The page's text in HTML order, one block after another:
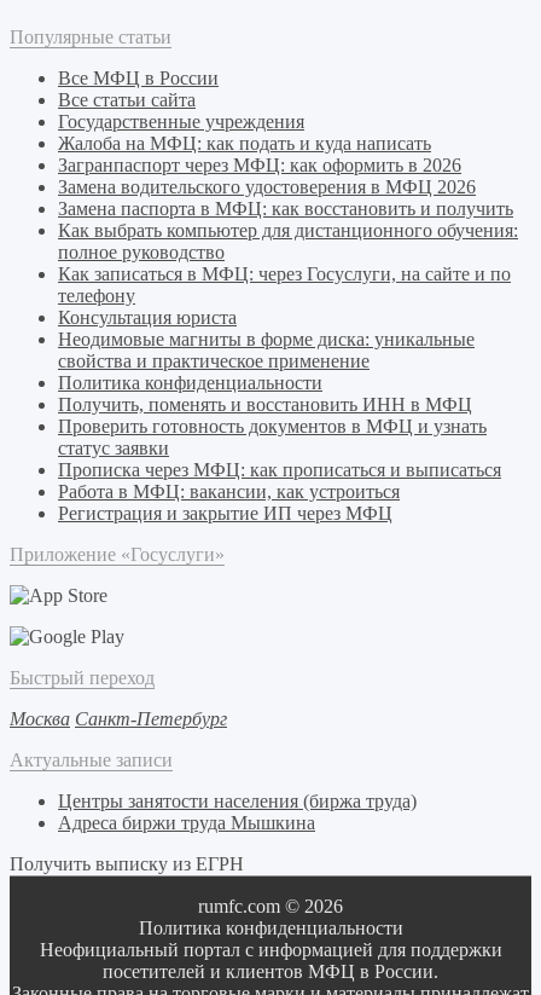
Популярные статьи
Все МФЦ в России
Все статьи сайта
Государственные учреждения
Жалоба на МФЦ: как подать и куда написать
Загранпаспорт через МФЦ: как оформить в 2026
Замена водительского удостоверения в МФЦ 2026
Замена паспорта в МФЦ: как восстановить и получить
Как выбрать компьютер для дистанционного обучения:
полное руководство
Как записаться в МФЦ: через Госуслуги, на сайте и по
телефону
Консультация юриста
Неодимовые магниты в форме диска: уникальные
свойства и практическое применение
Политика конфиденциальности
Получить, поменять и восстановить ИНН в МФЦ
Проверить готовность документов в МФЦ и узнать
статус заявки
Прописка через МФЦ: как прописаться и выписаться
Работа в МФЦ: вакансии, как устроиться
Регистрация и закрытие ИП через МФЦ
Приложение «Госуслуги»
Быстрый переход
Москва Санкт-Петербург
Актуальные записи
Центры занятости населения (биржа труда)
Адреса биржи труда Мышкина
Получить выписку из ЕГРН
rumfc.com © 2026
Политика конфиденциальности
Неофициальный портал с информацией для поддержки
посетителей и клиентов МФЦ в России.